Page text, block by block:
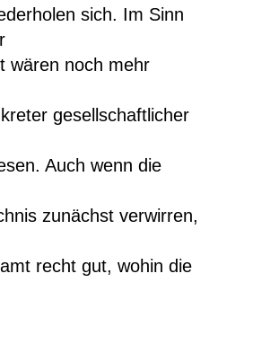
sich. Im Sinn
wären noch mehr
gesellschaftlicher
Auch wenn die
zunächst verwirren,
recht gut, wohin die